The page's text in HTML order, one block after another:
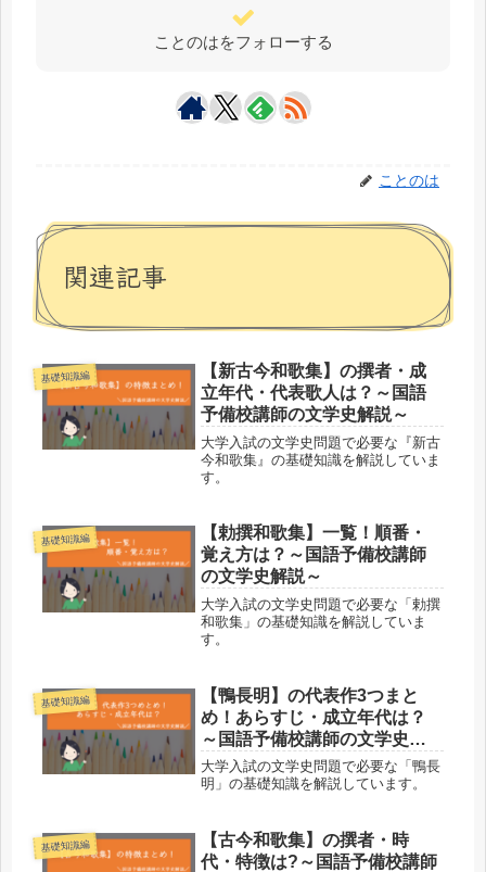
ことのはをフォローする
ことのは
関連記事
基礎知識編
【新古今和歌集】の撰者・成
立年代・代表歌人は？～国語
予備校講師の文学史解説～
大学入試の文学史問題で必要な『新古
今和歌集』の基礎知識を解説していま
す。
基礎知識編
【勅撰和歌集】一覧！順番・
覚え方は？～国語予備校講師
の文学史解説～
大学入試の文学史問題で必要な「勅撰
和歌集」の基礎知識を解説していま
す。
基礎知識編
【鴨長明】の代表作3つまと
め！あらすじ・成立年代は？
～国語予備校講師の文学史解
説～
大学入試の文学史問題で必要な「鴨長
明」の基礎知識を解説しています。
基礎知識編
【古今和歌集】の撰者・時
代・特徴は?～国語予備校講師